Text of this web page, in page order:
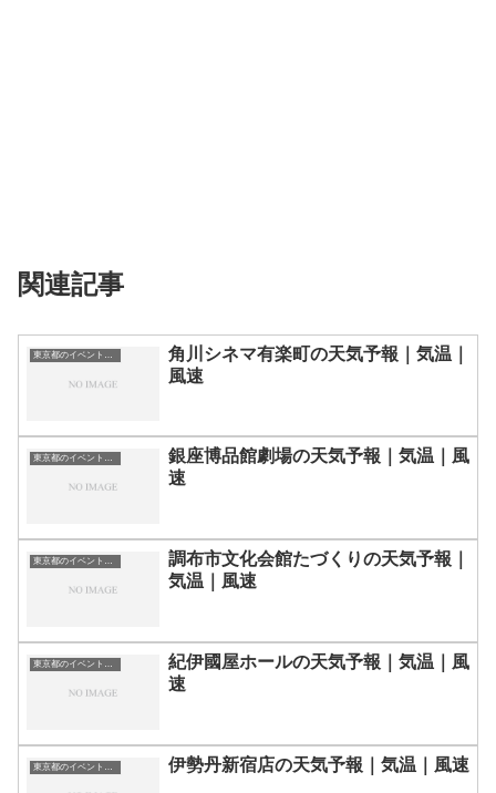
関連記事
東京都のイベント会場一覧
角川シネマ有楽町の天気予報｜気温｜
風速
東京都のイベント会場一覧
銀座博品館劇場の天気予報｜気温｜風
速
東京都のイベント会場一覧
調布市文化会館たづくりの天気予報｜
気温｜風速
東京都のイベント会場一覧
紀伊國屋ホールの天気予報｜気温｜風
速
東京都のイベント会場一覧 伊勢丹新宿店の天気予報｜気温｜風速